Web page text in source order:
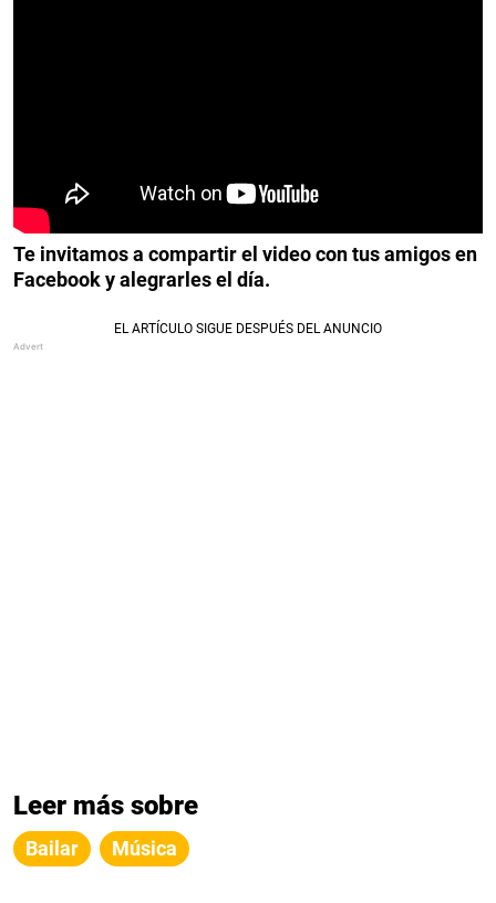
Te invitamos a compartir el video con tus amigos en
Facebook y alegrarles el día.
Leer más sobre
Bailar Música